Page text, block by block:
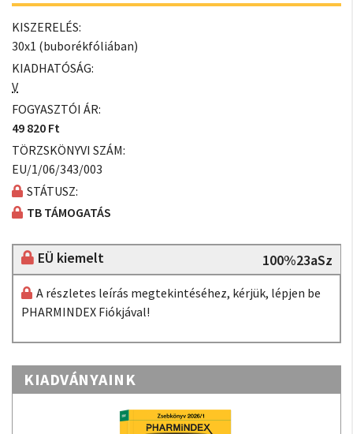
KISZERELÉS:
30x1 (buborékfóliában)
KIADHATÓSÁG:
V
FOGYASZTÓI ÁR:
49 820 Ft
TÖRZSKÖNYVI SZÁM:
EU/1/06/343/003
STÁTUSZ:
TB TÁMOGATÁS
EÜ kiemelt 100%23aSz
A részletes leírás megtekintéséhez, kérjük, lépjen be
PHARMINDEX Fiókjával!
KIADVÁNYAINK